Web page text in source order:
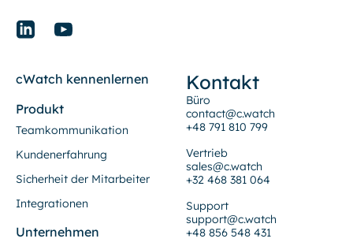
cWatch kennenlernen
Produkt
Teamkommunikation
Kundenerfahrung
Sicherheit der Mitarbeiter
Integrationen
Unternehmen
Kontakt
Büro
contact@c.watch
+48 791 810 799
Vertrieb
sales@c.watch
+32 468 381 064
Support
support@c.watch
+48 856 548 431